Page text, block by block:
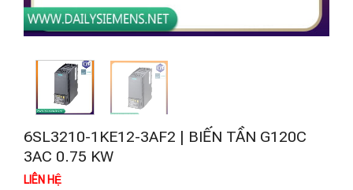
6SL3210-1KE12-3AF2 | BIẾN TẦN G120C
3AC 0.75 KW
LIÊN HỆ